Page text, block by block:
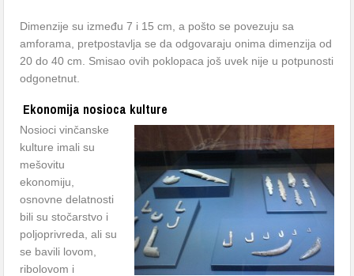
Dimenzije su između 7 i 15 cm, a pošto se povezuju sa
amforama, pretpostavlja se da odgovaraju onima dimenzija od
20 do 40 cm. Smisao ovih poklopaca još uvek nije u potpunosti
odgonetnut.
Ekonomija nosioca kulture
Nosioci vinčanske
kulture imali su
mešovitu
ekonomiju,
osnovne delatnosti
bili su stočarstvo i
poljoprivreda, ali su
se bavili lovom,
ribolovom i